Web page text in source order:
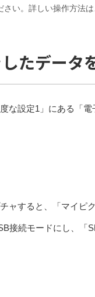
い。詳しい操作方法
たデー
な設定1」にある「
ャすると、「マイ
接続モードにし、